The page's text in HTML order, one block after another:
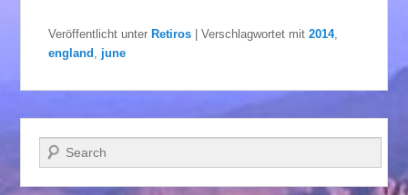
Veröffentlicht unter Retiros |Verschlagwortet mit 2014,
england
june
Suchen